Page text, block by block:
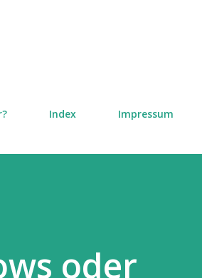
Index Impressum
oder